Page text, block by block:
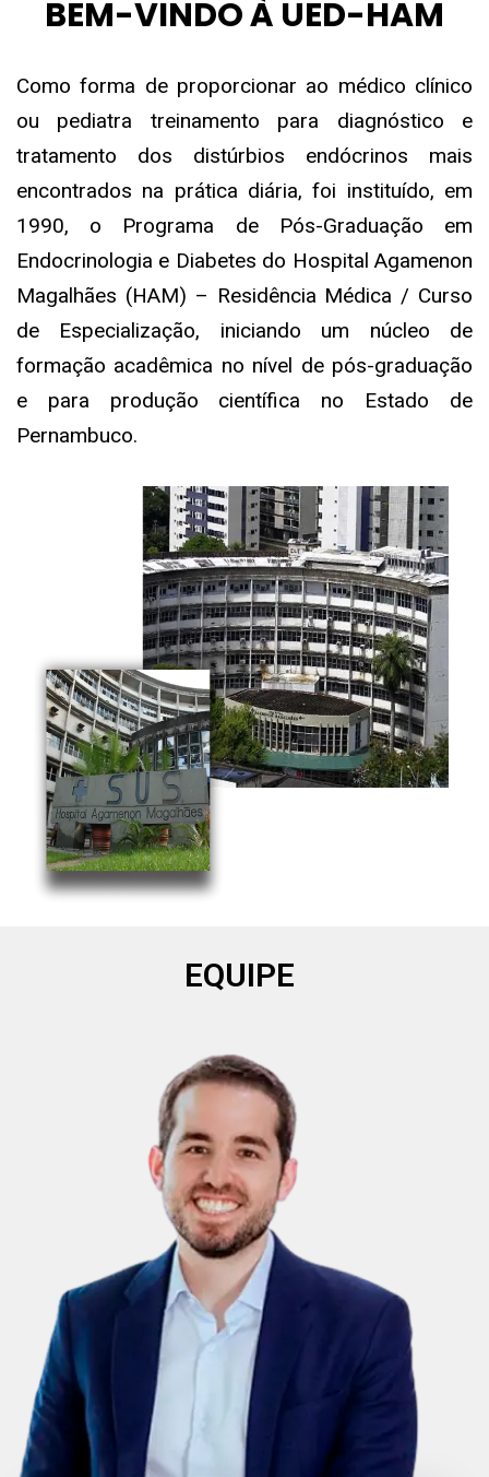
BEM-VINDO À UED-HAM
Como forma de proporcionar ao médico clínico
ou pediatra treinamento para diagnóstico e
tratamento dos distúrbios endócrinos mais
encontrados na prática diária, foi instituído, em
1990, o Programa de Pós-Graduação em
Endocrinologia e Diabetes do Hospital Agamenon
Magalhães (HAM) – Residência Médica / Curso
de Especialização, iniciando um núcleo de
formação acadêmica no nível de pós-graduação
e para produção científica no Estado de
Pernambuco.
EQUIPE